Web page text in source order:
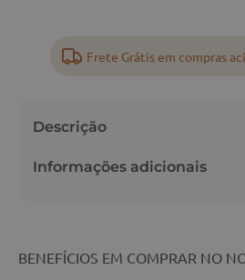
Frete Grátis em compras
Descrição
Informações adicionais
BENEFÍCIOS EM COMPRAR NO